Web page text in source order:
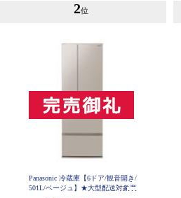
2位
Panasonic 冷蔵庫【6ドア/観音開き/
501L/ベージュ】★大型配送対象商